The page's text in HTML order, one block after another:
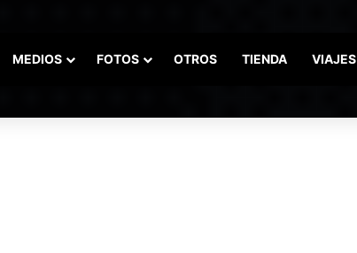
MEDIOS FOTOS OTROS TIENDA VIAJES